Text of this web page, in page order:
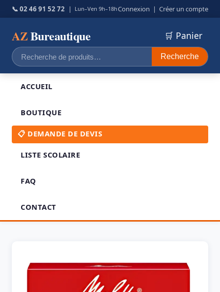
📞 02 46 91 52 72 | Lun–Ven 9h–18hConnexion | Créer un compte
AZBureautique
Recherche
pour :
Recherche
🛒 Panier
ACCUEIL
BOUTIQUE
📋 DEMANDE DE DEVIS
LISTE SCOLAIRE
FAQ
CONTACT